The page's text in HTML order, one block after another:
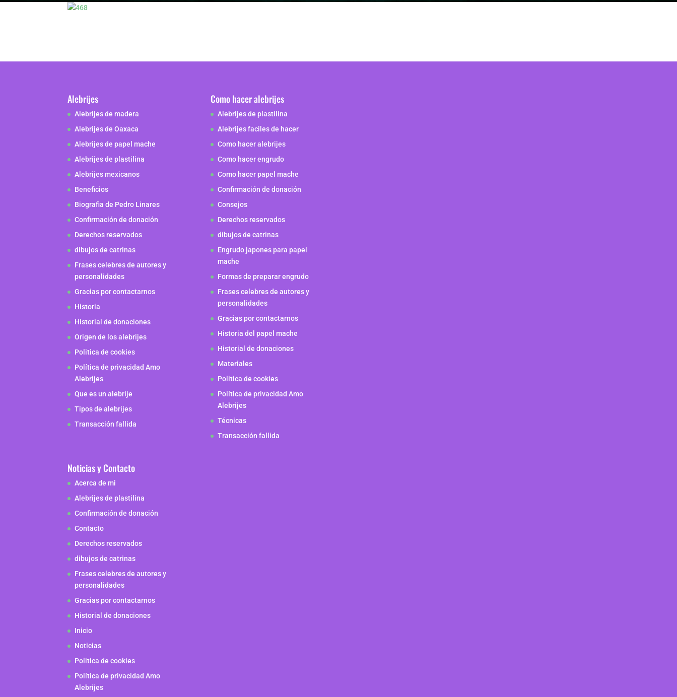
Alebrijes
Alebrijes de madera
Alebrijes de Oaxaca
Alebrijes de papel mache
Alebrijes de plastilina
Alebrijes mexicanos
Beneficios
Biografia de Pedro Linares
Confirmación de donación
Derechos reservados
dibujos de catrinas
Frases celebres de autores y
personalidades
Gracias por contactarnos
Historia
Historial de donaciones
Origen de los alebrijes
Politica de cookies
Política de privacidad Amo
Alebrijes
Que es un alebrije
Tipos de alebrijes
Transacción fallida
Noticias y Contacto
Acerca de mi
Alebrijes de plastilina
Confirmación de donación
Contacto
Derechos reservados
dibujos de catrinas
Frases celebres de autores y
personalidades
Gracias por contactarnos
Historial de donaciones
Inicio
Noticias
Politica de cookies
Política de privacidad Amo
Alebrijes
Como hacer alebrijes
Alebrijes de plastilina
Alebrijes faciles de hacer
Como hacer alebrijes
Como hacer engrudo
Como hacer papel mache
Confirmación de donación
Consejos
Derechos reservados
dibujos de catrinas
Engrudo japones para papel
mache
Formas de preparar engrudo
Frases celebres de autores y
personalidades
Gracias por contactarnos
Historia del papel mache
Historial de donaciones
Materiales
Politica de cookies
Política de privacidad Amo
Alebrijes
Técnicas
Transacción fallida